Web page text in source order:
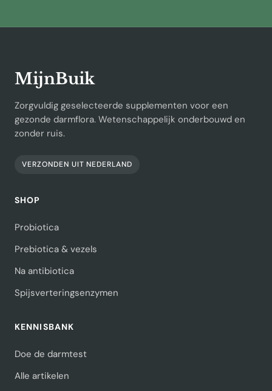
MijnBuik
Zorgvuldig geselecteerde supplementen voor een
gezonde darmflora. Wetenschappelijk onderbouwd en
zonder ruis.
VERZONDEN UIT NEDERLAND
SHOP
Probiotica
Prebiotica & vezels
Na antibiotica
Spijsverteringsenzymen
KENNISBANK
Doe de darmtest
Alle artikelen